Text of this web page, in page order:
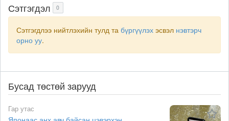
Сэтгэгдэл 0
Сэтгэгдлээ нийтлэхийн тулд та бүргүүлэх эсвэл нэвтэрч
орно уу.
Бусад төстөй зарууд
Гар утас